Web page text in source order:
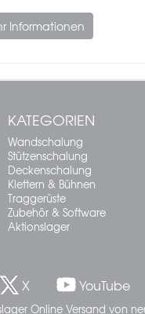
Informationen
KATEGORIEN
Wandschalung
Stützenschalung
Deckenschalung
Klettern & Bühnen
Traggerüste
Zubehör & Software
Aktionslager
X YouTube
Online Versand von